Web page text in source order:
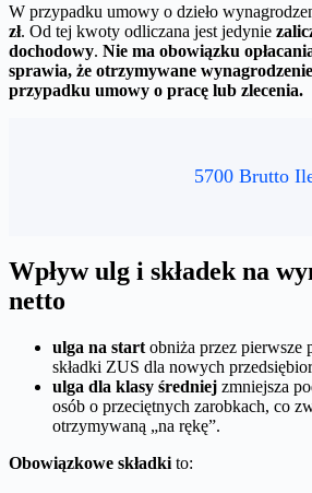
W przypadku umowy o dzieło
zł. Od tej kwoty odliczana jest jedynie
dochodowy. Nie ma obowiązku
sprawia, że otrzymywane
przypadku umowy o pracę lub zlecenia.
5700 Brutto
Wpływ ulg i składek na
netto
ulga na start obniża przez pierwsze
składki ZUS dla nowych
ulga dla klasy średniej zmniejsza
osób o przeciętnych zarobkach, co
otrzymywaną „na rękę”.
Obowiązkowe składki to: